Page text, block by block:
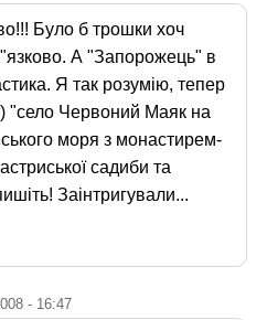
Було б трошки хоч
А "Запорожець" в
Я так розумію, тепер
"село Червоний Маяк на
моря з монастирем-
садиби та
Заінтригували...
- 16:47